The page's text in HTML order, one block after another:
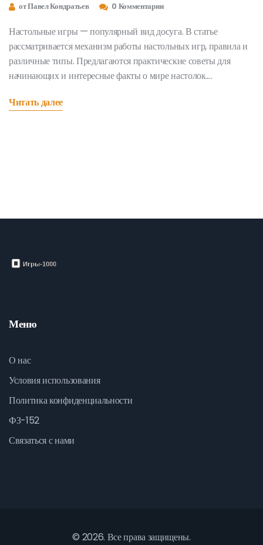
от Павел Кондратьев 0 Комментарии
Настольные игры — популярный вид досуга. В статье
рассматривается механизм работы настольных игр, правила и
различные типы. Предлагаются практические советы для
начинающих и интересные факты о мире настолок.
Читать далее
Меню
О нас
Условия использования
Политика конфиденциальности
ФЗ-152
Связаться с нами
© 2026. Все права защищены.